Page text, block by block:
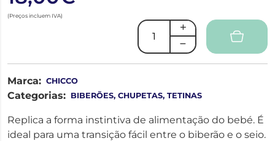
(Preços incluem IVA)
Marca: CHICCO
Categorias: BIBERÕES, CHUPETAS, TETINAS
Replica a forma instintiva de alimentação do bebé. É
ideal para uma transição fácil entre o biberão e o seio.